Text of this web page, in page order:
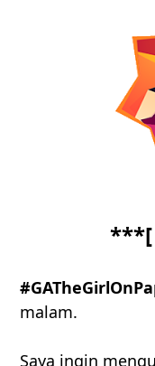
***[
malam.
Saya ingin